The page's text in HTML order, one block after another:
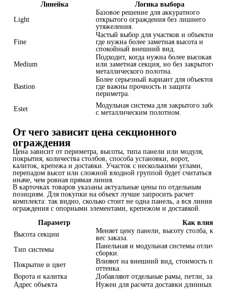
Линейка
Логика выбора
Light
Базовое решение для аккуратного
открытого ограждения без лишнего
утяжеления.
Fine
Частый выбор для участков и объектов,
где нужна более заметная высота и
спокойный внешний вид.
Medium
Подходит, когда нужна более высокая
или заметная секция, но без закрытого
металлического полотна.
Bastion
Более серьезный вариант для объектов,
где важны прочность и защита
периметра.
Estet
Модульная система для закрытого забора
с металлическим полотном.
От чего зависит цена секционного
ограждения
Цена зависит от периметра, высоты, типа панели или модуля,
покрытия, количества столбов, способа установки, ворот,
калиток, крепежа и доставки. Участок с несколькими углами,
перепадом высот или сложной входной группой будет считаться
иначе, чем ровная прямая линия.
В карточках товаров указаны актуальные цены по отдельным
позициям. Для покупки на объект лучше запросить расчет
комплекта: так видно, сколько стоит не одна панель, а вся линия
ограждения с опорными элементами, крепежом и доставкой.
Параметр
Как влияет
Высота секции
Меняет цену панели, высоту столба,
вес заказа.
Тип системы
Панельная и модульная системы
сборки.
Покрытие и цвет
Влияют на внешний вид, стоимость
оттенка.
Ворота и калитка
Добавляют отдельные рамы, петли,
Адрес объекта
Нужен для расчета доставки длинных и